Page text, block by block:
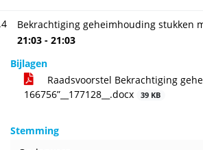
Bekrachtiging geheimhouding stukken
21:03 - 21:03
Bijlagen
Raadsvoorstel Bekrachtiging
166756”__177128__.docx
39 KB
Stemming